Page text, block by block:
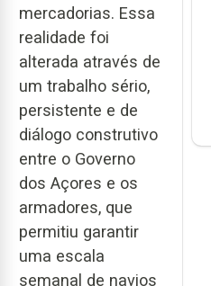
mercadorias. Essa
realidade foi
alterada através de
um trabalho sério,
persistente e de
diálogo construtivo
entre o Governo
dos Açores e os
armadores, que
permitiu garantir
uma escala
semanal de navios